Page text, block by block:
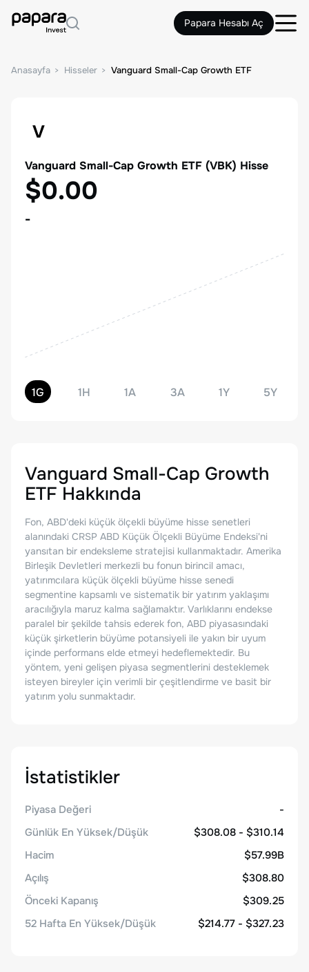
Papara Hesabı Aç
Anasayfa Hisseler Vanguard Small-Cap Growth ETF
V
Vanguard Small-Cap Growth ETF (VBK) Hisse
$0.00
-
1G 1H 1A 3A 1Y 5Y
Vanguard Small-Cap Growth
ETF Hakkında
Fon, ABD'deki küçük ölçekli büyüme hisse senetleri
alanındaki CRSP ABD Küçük Ölçekli Büyüme Endeksi'ni
yansıtan bir endeksleme stratejisi kullanmaktadır. Amerika
Birleşik Devletleri merkezli bu fonun birincil amacı,
yatırımcılara küçük ölçekli büyüme hisse senedi
segmentine kapsamlı ve sistematik bir yatırım yaklaşımı
aracılığıyla maruz kalma sağlamaktır. Varlıklarını endekse
paralel bir şekilde tahsis ederek fon, ABD piyasasındaki
küçük şirketlerin büyüme potansiyeli ile yakın bir uyum
içinde performans elde etmeyi hedeflemektedir. Bu
yöntem, yeni gelişen piyasa segmentlerini desteklemek
isteyen bireyler için verimli bir çeşitlendirme ve basit bir
yatırım yolu sunmaktadır.
İstatistikler
Piyasa Değeri
-
Günlük En Yüksek/Düşük
$308.08 - $310.14
Hacim
$57.99B
Açılış
$308.80
Önceki Kapanış
$309.25
52 Hafta En Yüksek/Düşük
$214.77 - $327.23